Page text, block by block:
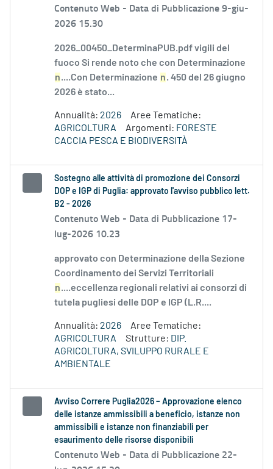
Contenuto Web - Data di Pubblicazione 9-giu-
2026 15.30
2026_00450_DeterminaPUB.pdf vigili del
fuoco Si rende noto che con Determinazione
n....Con Determinazione n. 450 del 26 giugno
2026 è stato...
Annualità: 2026
Aree Tematiche:
AGRICOLTURA
Argomenti: FORESTE
CACCIA PESCA E BIODIVERSITÀ
Sostegno alle attività di promozione dei Consorzi
DOP e IGP di Puglia: approvato l'avviso pubblico lett.
B2 - 2026
Contenuto Web - Data di Pubblicazione 17-
lug-2026 10.23
approvato con Determinazione della Sezione
Coordinamento dei Servizi Territoriali
n....eccellenza regionali relativi ai consorzi di
tutela pugliesi delle DOP e IGP (L.R....
Annualità: 2026
Aree Tematiche:
AGRICOLTURA
Strutture: DIP.
AGRICOLTURA, SVILUPPO RURALE E
AMBIENTALE
Avviso Correre Puglia2026 – Approvazione elenco
delle istanze ammissibili a beneficio, istanze non
ammissibili e istanze non finanziabili per
esaurimento delle risorse disponibili
Contenuto Web - Data di Pubblicazione 22-